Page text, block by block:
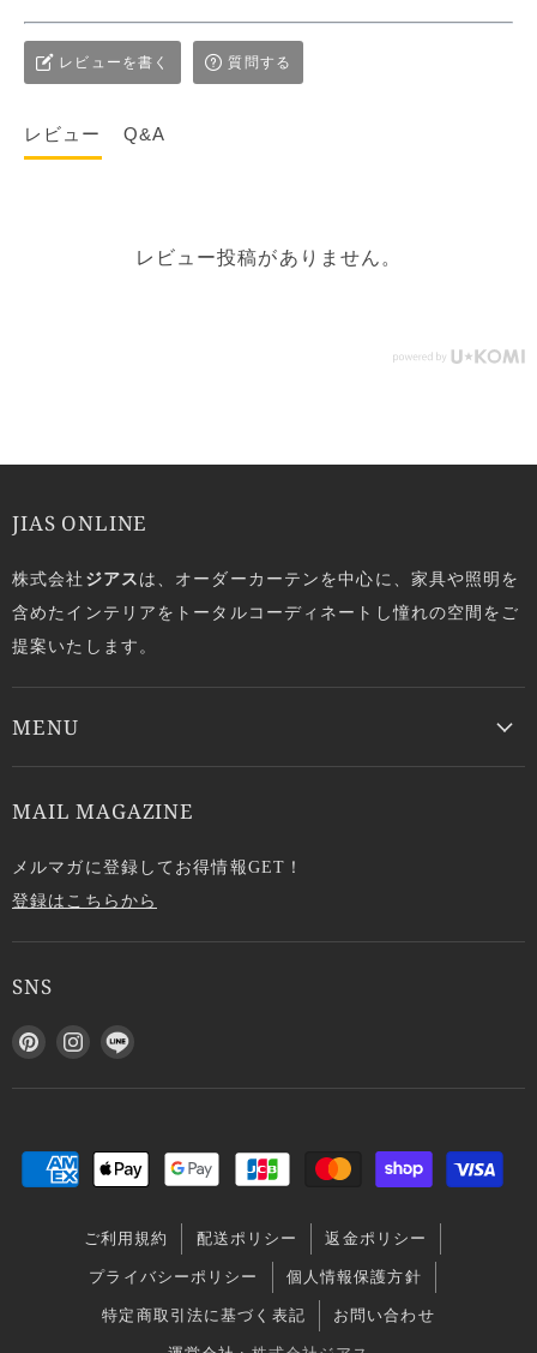
レビューを書く 質問する
レビュー Q&A
レビュー投稿がありません。
JIAS ONLINE
株式会社 ジアスは、オーダーカーテンを中心に、家具や照明を
含めたインテリアをトータルコーディネートし憧れの空間をご
提案いたします。
MENU
MAIL MAGAZINE
メルマガに登録してお得情報GET！
登録はこちらから
SNS
P
n
r
I
s
m
で
つ
L
N
見
て
く
さ
ご利用規約 配送ポリシー 返金ポリシー
プライバシーポリシー 個人情報保護方針
特定商取引法に基づく表記 お問い合わせ